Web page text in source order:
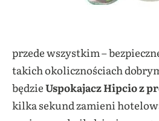
przede wszystkim –
takich okolicznościach
będzieUspokajacz Hipcio z
kilka sekund zamieni